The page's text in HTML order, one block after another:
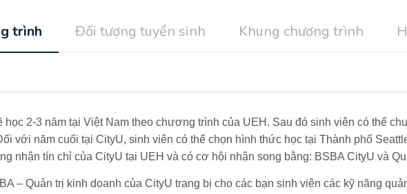
trình Đối tượng tuyển sinh Khung chương trình
học 2-3 năm tại Việt Nam theo chương trình của UEH. Sau đó sinh viên có thể
với năm cuối tại CityU, sinh viên có thể chọn hình thức học tại Thành phố
nhận tín chỉ của CityU tại UEH và có cơ hội nhận song bằng: BSBA CityU và
– Quản trị kinh doanh của CityU trang bị cho các bạn sinh viên các kỹ năng